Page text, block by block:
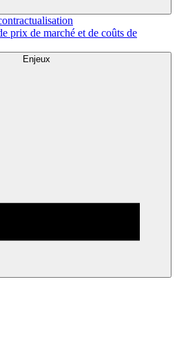
prix de marché et de coûts de
Enjeux